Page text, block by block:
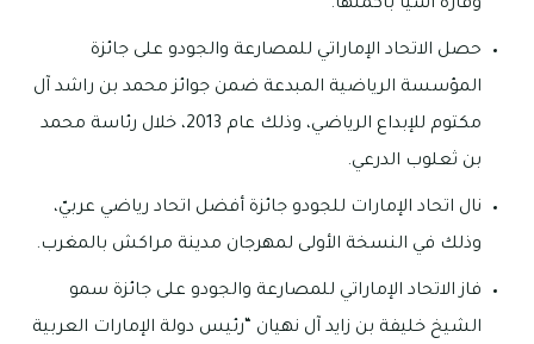
وقارة آسيا بأكملها.
حصل الاتحاد الإماراتي للمصارعة والجودو على جائزة
المؤسسة الرياضية المبدعة ضمن جوائز محمد بن راشد آل
مكتوم للإبداع الرياضي، وذلك عام 2013، خلال رئاسة محمد
بن ثعلوب الدرعي.
نال اتحاد الإمارات للجودو جائزة أفضل اتحاد رياضي عربيّ،
وذلك في النسخة الأولى لمهرجان مدينة مراكش بالمغرب.
فاز الاتحاد الإماراتي للمصارعة والجودو على جائزة سمو
الشيخ خليفة بن زايد آل نهيان “رئيس دولة الإمارات العربية